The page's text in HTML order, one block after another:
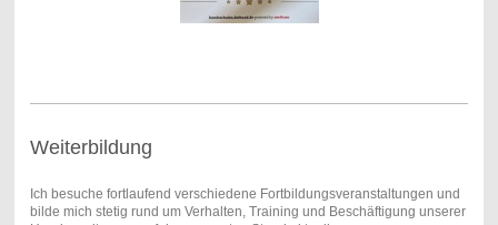
Weiterbildung
Ich besuche fortlaufend verschiedene Fortbildungsveranstaltungen und
bilde mich stetig rund um Verhalten, Training und Beschäftigung unserer